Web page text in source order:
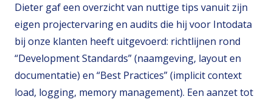
Dieter gaf een overzicht van nuttige tips vanuit zijn
eigen projectervaring en audits die hij voor Intodata
bij onze klanten heeft uitgevoerd: richtlijnen rond
“Development Standards” (naamgeving, layout en
documentatie) en “Best Practices” (implicit context
load, logging, memory management). Een aanzet tot